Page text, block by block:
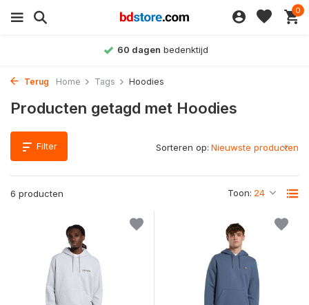
0
60 dagen bedenktijd
Terug Home Tags Hoodies
Producten getagd met Hoodies
Filter
6 producten Toon:
Sorteren op: